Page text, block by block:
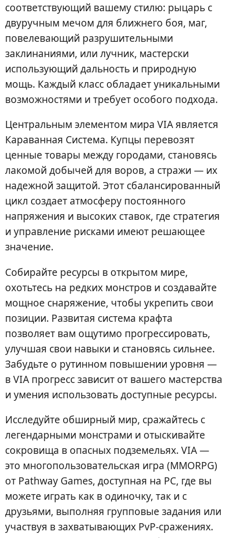
соответствующий вашему стилю: рыцарь с
двуручным мечом для ближнего боя, маг,
повелевающий разрушительными
заклинаниями, или лучник, мастерски
использующий дальность и природную
мощь. Каждый класс обладает уникальными
возможностями и требует особого подхода.
Центральным элементом мира VIA является
Караванная Система. Купцы перевозят
ценные товары между городами, становясь
лакомой добычей для воров, а стражи — их
надежной защитой. Этот сбалансированный
цикл создает атмосферу постоянного
напряжения и высоких ставок, где стратегия
и управление рисками имеют решающее
значение.
Собирайте ресурсы в открытом мире,
охотьтесь на редких монстров и создавайте
мощное снаряжение, чтобы укрепить свои
позиции. Развитая система крафта
позволяет вам ощутимо прогрессировать,
улучшая свои навыки и становясь сильнее.
Забудьте о рутинном повышении уровня —
в VIA прогресс зависит от вашего мастерства
и умения использовать доступные ресурсы.
Исследуйте обширный мир, сражайтесь с
легендарными монстрами и отыскивайте
сокровища в опасных подземельях. VIA —
это многопользовательская игра (MMORPG)
от Pathway Games, доступная на PC, где вы
можете играть как в одиночку, так и с
друзьями, выполняя групповые задания или
участвуя в захватывающих PvP-сражениях.